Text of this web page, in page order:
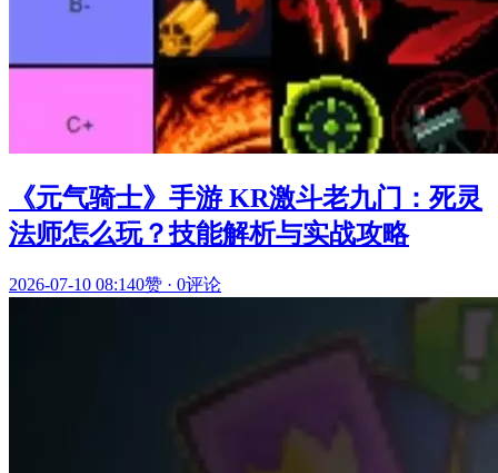
《元气骑士》手游 KR激斗老九门：死灵
法师怎么玩？技能解析与实战攻略
2026-07-10 08:140赞 · 0评论